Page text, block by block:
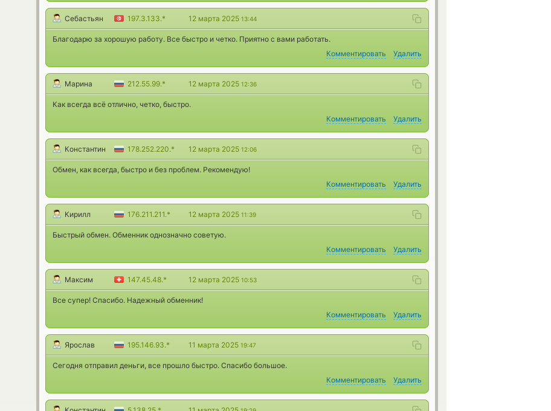
Себастьян 197.3.133.* 12 марта 2025 13:44
Благодарю за хорошую работу. Все быстро и четко. Приятно с вами работать.
Комментировать
Удалить
Марина 212.55.99.* 12 марта 2025 12:36
Как всегда всё отлично, четко, быстро.
Комментировать
Удалить
Константин 178.252.220.* 12 марта 2025 12:06
Обмен, как всегда, быстро и без проблем. Рекомендую!
Комментировать
Удалить
Кирилл 176.211.211.* 12 марта 2025 11:39
Быстрый обмен. Обменник однозначно советую.
Комментировать
Удалить
Максим 147.45.48.* 12 марта 2025 10:53
Все супер! Спасибо. Надежный обменник!
Комментировать
Удалить
Ярослав 195.146.93.* 11 марта 2025 19:47
Сегодня отправил деньги, все прошло быстро. Спасибо большое.
Комментировать
Удалить